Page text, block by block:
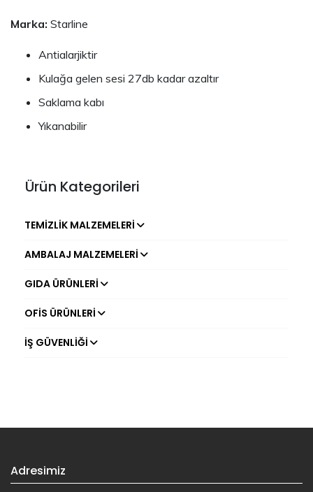
Ürün Kategorileri
TEMIZLIK MALZEMELERI
AMBALAJ MALZEMELERI
GIDA ÜRÜNLERI
OFIS ÜRÜNLERI
İŞ GÜVENLIĞI
Marka: Starline
Antialarjiktir
Kulağa gelen sesi 27db kadar azaltır
Saklama kabı
Yıkanabilir
Adresimiz